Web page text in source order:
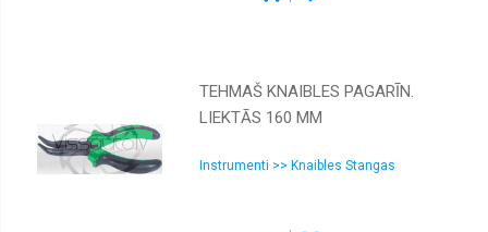
TEHMAŠ KNAIBLES PAGARĪN.
LIEKTĀS 160 MM
Instrumenti >> Knaibles Stangas